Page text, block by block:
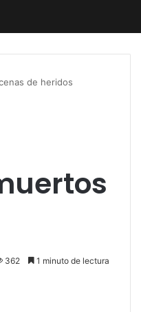
de heridos
362 1 minuto de lectura